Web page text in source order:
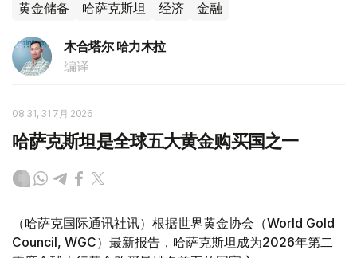
黄金储备 哈萨克斯坦 经济 金融
木合塔尔 哈力木拉
编译
08:31, 31 7月 2026
哈萨克斯坦是全球五大黄金购买国之一
（哈萨克国际通讯社讯）根据世界黄金协会（World Gold
Council, WGC）最新报告，哈萨克斯坦成为2026年第二